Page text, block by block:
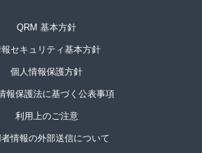
QRM 基本方針
セキュリティ基本方針
個人情報保護方針
報保護法に基づく公表事項
利用上のご注意
情報の外部送信について